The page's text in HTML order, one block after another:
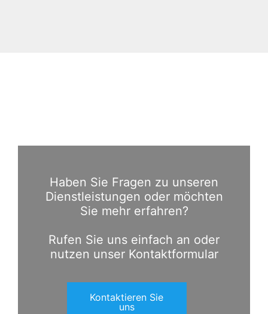
Haben Sie Fragen zu unseren
Dienstleistungen oder möchten
Sie mehr erfahren?
Rufen Sie uns einfach an oder
nutzen unser Kontaktformular
Kontaktieren Sie
uns